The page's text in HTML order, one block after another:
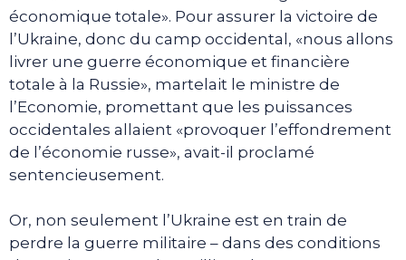
économique totale». Pour assurer la victoire de
l’Ukraine, donc du camp occidental, «nous allons
livrer une guerre économique et financière
totale à la Russie», martelait le ministre de
l’Economie, promettant que les puissances
occidentales allaient «provoquer l’effondrement
de l’économie russe», avait-il proclamé
sentencieusement.
Or, non seulement l’Ukraine est en train de
perdre la guerre militaire – dans des conditions